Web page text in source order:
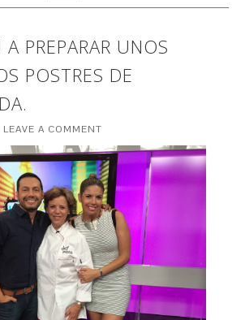
A PREPARAR UNOS
POSTRES DE
LEAVE A COMMENT